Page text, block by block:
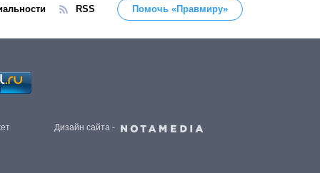
RSS Помочь «Правмиру»
Дизайн сайта -